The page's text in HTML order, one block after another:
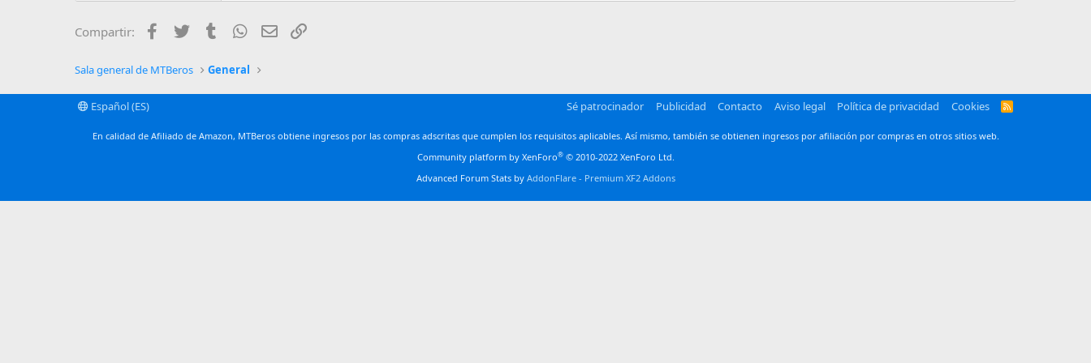
Trebuchet MS
Compartir: Facebook
Twitter Tumblr WhatsApp
Email
Sala general de MTBeros General
Español (ES) Sé patrocinador Publicidad Contacto Aviso legal Política de privacidad Cookies
R
En calidad de Afiliado de Amazon, MTBeros obtiene ingresos por las compras adscritas que cumplen los requisitos aplicables. Así mismo, también se obtienen ingresos por afiliación por compras en otros sitios web.
Community platform by XenForo® © 2010-2022 XenForo Ltd.
Advanced Forum Stats by AddonFlare - Premium XF2 Addons